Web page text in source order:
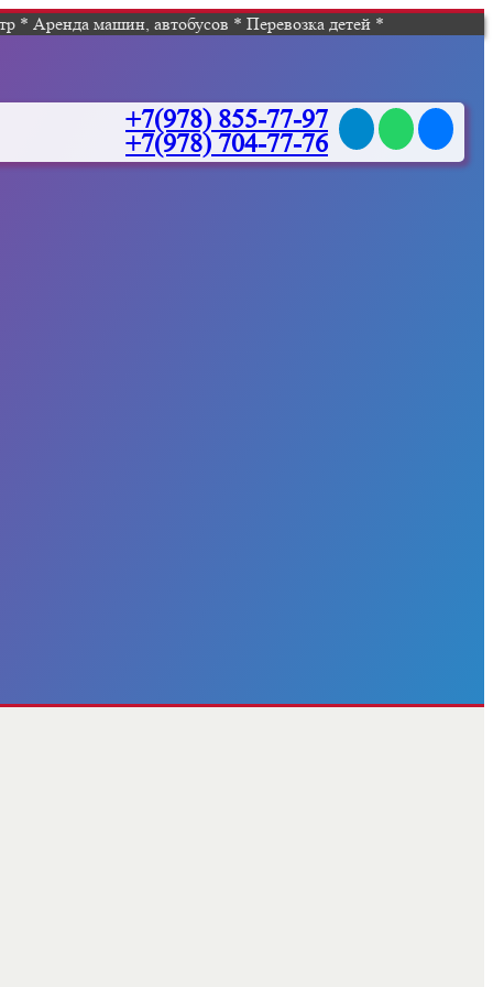
* Аренда машин, автобусов * Перевозка детей *
+7(978) 855-77-97
+7(978) 704-77-76